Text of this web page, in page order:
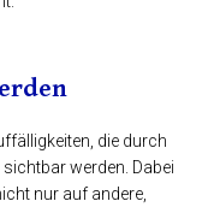
die durch
werden. Dabei
nur auf andere,